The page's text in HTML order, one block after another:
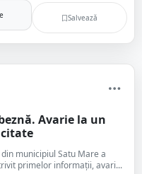
Salvează
Avarie la un
municipiul Satu Mare a
primelor informații, avari...